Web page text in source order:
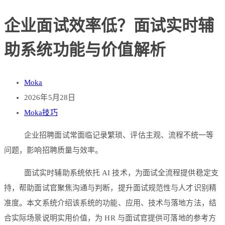
企业面试效率低？面试实时辅
助系统功能与价值解析
Moka
2026年5月28日
Moka技巧
企业招聘面试常面临记录繁琐、评估主观、流程不统一等
问题，影响招聘质量与效率。
面试实时辅助系统依托 AI 技术，为面试全流程提供稳定支
持，帮助面试官聚焦沟通与判断，提升面试规范性与人才识别精
准度。本文系统介绍该系统的功能、应用、技术与落地方法，结
合实际场景说明实用价值，为 HR 与面试官提供可落地的参考方